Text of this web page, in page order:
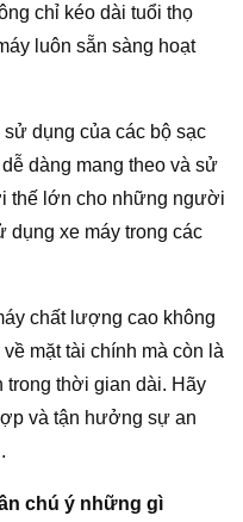
chỉ kéo dài tuổi thọ
luôn sẵn sàng hoạt
dụng của các bộ sạc
dàng mang theo và sử
thế lớn cho những người
dụng xe máy trong các
chất lượng cao không
mặt tài chính mà còn là
trong thời gian dài. Hãy
và tận hưởng sự an
chú ý những gì